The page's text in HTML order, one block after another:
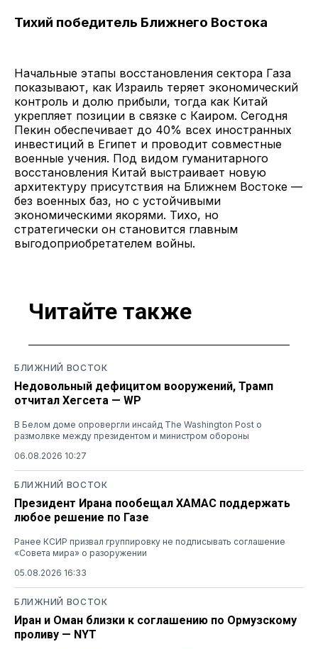
Тихий победитель Ближнего Востока
Начальные этапы восстановления сектора Газа
показывают, как Израиль теряет экономический
контроль и долю прибыли, тогда как Китай
укрепляет позиции в связке с Каиром. Сегодня
Пекин обеспечивает до 40% всех иностранных
инвестиций в Египет и проводит совместные
военные учения. Под видом гуманитарного
восстановления Китай выстраивает новую
архитектуру присутствия на Ближнем Востоке —
без военных баз, но с устойчивыми
экономическими якорями. Тихо, но
стратегически он становится главным
выгодоприобретателем войны.
Читайте также
БЛИЖНИЙ ВОСТОК
Недовольный дефицитом вооружений, Трамп
отчитал Хегсета — WP
В Белом доме опровергли инсайд The Washington Post о
размолвке между президентом и министром обороны
06.08.2026 10:27
БЛИЖНИЙ ВОСТОК
Президент Ирана пообещал ХАМАС поддержать
любое решение по Газе
Ранее КСИР призвал группировку не подписывать соглашение
«Совета мира» о разоружении
05.08.2026 16:33
БЛИЖНИЙ ВОСТОК
Иран и Оман близки к соглашению по Ормузскому
проливу — NYT